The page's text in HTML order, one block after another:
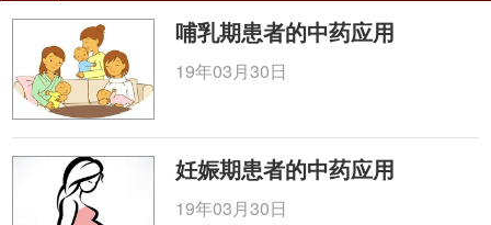
哺乳期患者的中药应用
19年03月30日
妊娠期患者的中药应用
19年03月30日